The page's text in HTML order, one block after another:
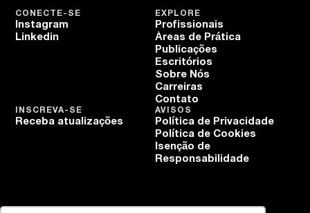
EXPLORE
Profissionais
Áreas de Prática
Publicações
Escritórios
Sobre Nós
Carreiras
Contato
CONECTE-SE
Instagram
Linkedin
AVISOS
Política de Privacidade
Política de Cookies
Isenção de
Responsabilidade
INSCREVA-SE
Receba atualizações